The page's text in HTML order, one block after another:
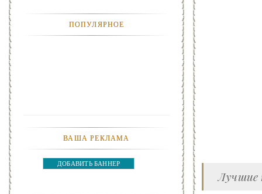
Лучшие
ПОДРОСТКИ
ГОРОДА
ПОПУЛЯРНОЕ
ВАША РЕКЛАМА
ДОБАВИТЬ БАННЕР